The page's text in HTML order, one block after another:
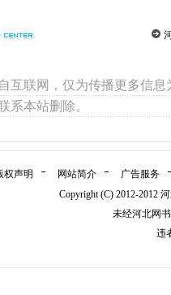
互联网，仅为传播更多信息
系本站删除。
权声明 网站简介
广告服务
Copyright (C) 2012-2012
未经河北网
违